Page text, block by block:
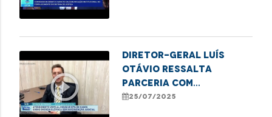
play_circle_outline
Diretor-Geral Luís
Otávio ressalta
parceria com
Equatorial para
25/07/2025